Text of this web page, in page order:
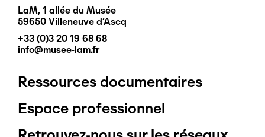
LaM, 1 allée du Musée
59650 Villeneuve d'Ascq
+33 (0)3 20 19 68 68
info@musee-lam.fr
Pied
de
Ressources documentaires
Espace professionnel